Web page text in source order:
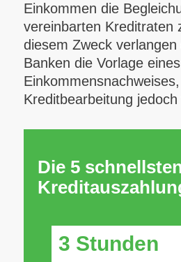
Einkommen die
vereinbarten Kreditraten
diesem Zweck verlangen
Banken die Vorlage eines
Kreditbearbeitung
Die 5
3 Stunden